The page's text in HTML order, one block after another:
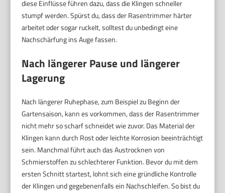
diese Einflüsse führen dazu, dass die Klingen schneller
stumpf werden. Spürst du, dass der Rasentrimmer härter
arbeitet oder sogar ruckelt, solltest du unbedingt eine
Nachschärfung ins Auge fassen.
Nach längerer Pause und längerer
Lagerung
Nach längerer Ruhephase, zum Beispiel zu Beginn der
Gartensaison, kann es vorkommen, dass der Rasentrimmer
nicht mehr so scharf schneidet wie zuvor. Das Material der
Klingen kann durch Rost oder leichte Korrosion beeinträchtigt
sein. Manchmal führt auch das Austrocknen von
Schmierstoffen zu schlechterer Funktion. Bevor du mit dem
ersten Schnitt startest, lohnt sich eine gründliche Kontrolle
der Klingen und gegebenenfalls ein Nachschleifen. So bist du